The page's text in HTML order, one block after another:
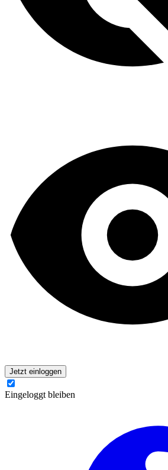
Jetzt einloggen
Eingeloggt bleiben